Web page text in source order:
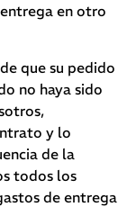
en otro
que su pedido
no haya sido
y lo
de la
todos los
de entrega